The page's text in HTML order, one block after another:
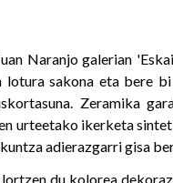
Naranjo galerian
lotura sakona eta bere
Zeramika
urteetako ikerketa
adierazgarri gisa
du kolorea